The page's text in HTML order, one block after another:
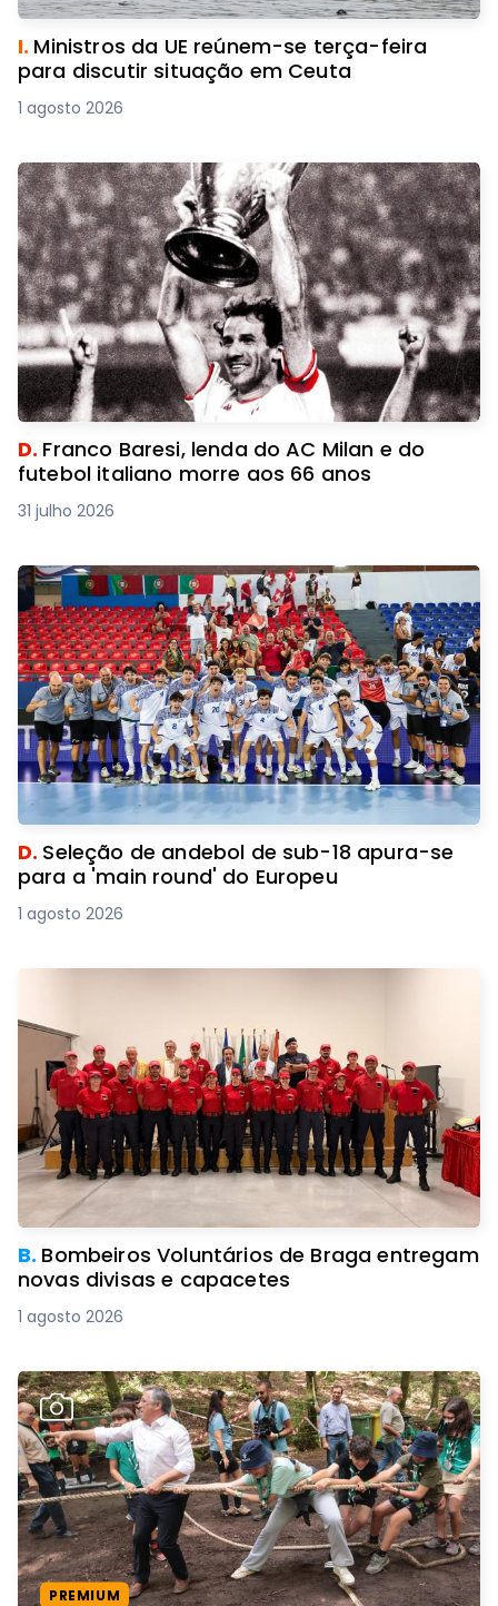
I. Ministros da UE reúnem-se terça-feira
para discutir situação em Ceuta
1 agosto 2026
D. Franco Baresi, lenda do AC Milan e do
futebol italiano morre aos 66 anos
31 julho 2026
D. Seleção de andebol de sub-18 apura-se
para a 'main round' do Europeu
1 agosto 2026
B. Bombeiros Voluntários de Braga entregam
novas divisas e capacetes
1 agosto 2026
PREMIUM